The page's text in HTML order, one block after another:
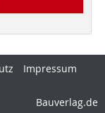
Impressum
Bauverlag.de